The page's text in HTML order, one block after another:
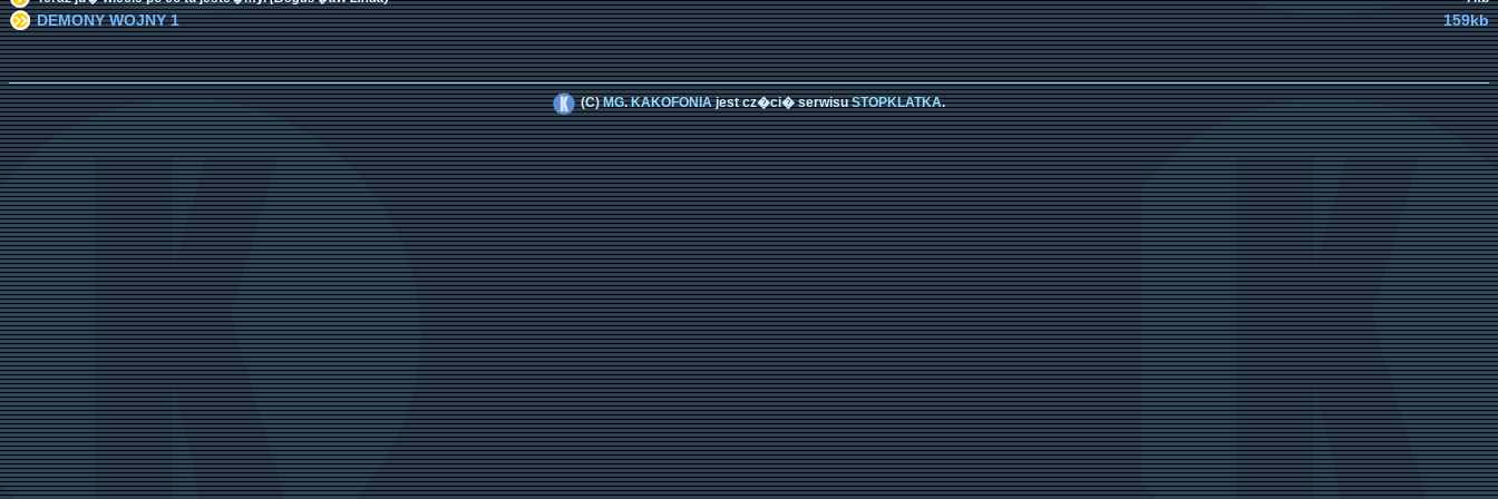
DEMONY WOJNY 1 159kb
(C)MG.KAKOFONIAjest cz�ci� serwisuSTOPKLATKA.